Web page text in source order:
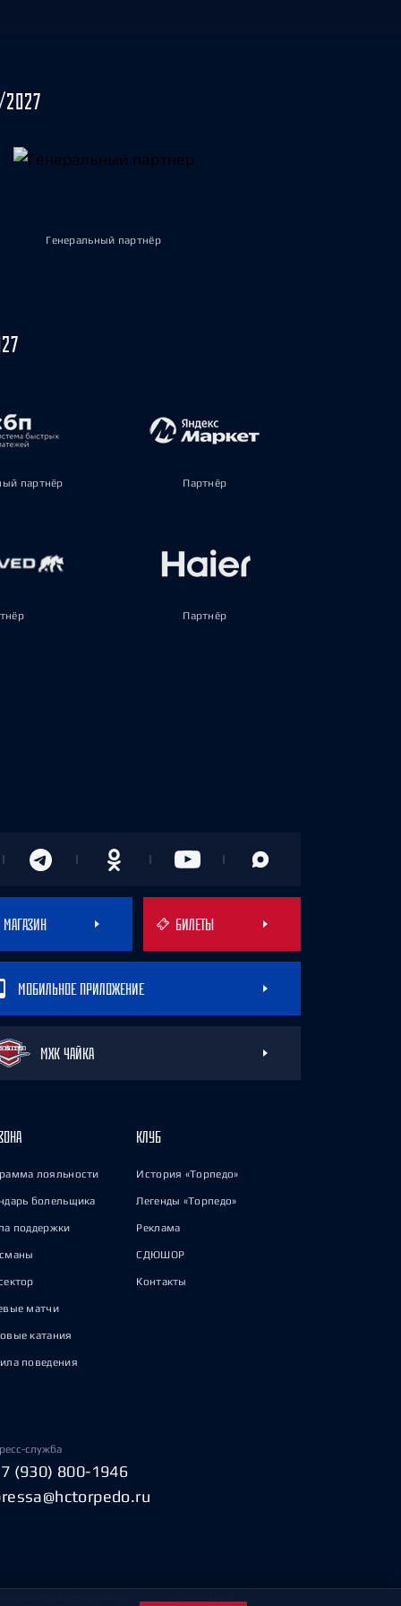
Генеральный партнёр
партнёр Партнёр
Партнёр
МАГАЗИН БИЛЕТЫ
МОБИЛЬНОЕ ПРИЛОЖЕНИЕ
МХК ЧАЙКА
лояльности
болельщика
поддержки
матчи
катания
поведения
КЛУБ
История «Торпедо»
Легенды «Торпедо»
Реклама
СДЮШОР
Контакты
служба
(930) 800-1946